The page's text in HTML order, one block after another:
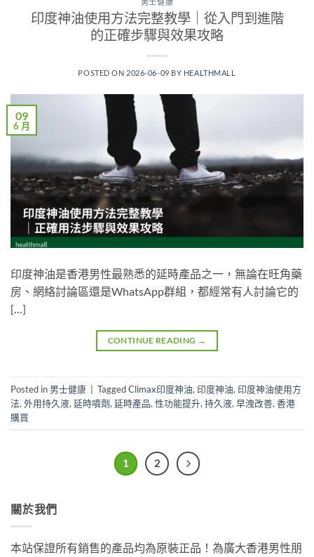
男士健康
印度神油使用方法完整教學｜從入門到進階
的正確步驟與效果攻略
POSTED ON 2026-06-09 BY HEALTHMALL
09
6 月
印度神油是香港男性最熟悉的延時產品之一，無論在旺角藥
房、網絡討論區還是WhatsApp群組，都經常有人討論它的
[…]
CONTINUE READING →
Posted in 男士健康 TaggedClimax印度神油, 印度神油, 印度神油使用方
法, 外用持久液, 延時噴劑, 延時產品, 性功能提升, 持久液, 早洩改善, 香港
購買
1 2
關於我們
本站保證所有銷售的產品均為原裝正品！為廣大香港男性朋